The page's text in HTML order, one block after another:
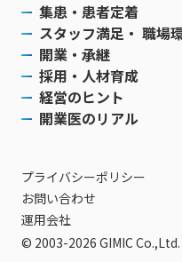
集患・患者定着
スタッフ満足・ 職場
開業・承継
採用・人材育成
経営のヒント
開業医のリアル
プライバシーポリシー
お問い合わせ
運用会社
© 2003-2026 GIMIC